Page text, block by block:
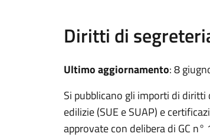
Diritti di
Ultimo aggiornamento: 8
Si pubblicano gli importi di
edilizie (SUE e SUAP) e
approvate con delibera di GC